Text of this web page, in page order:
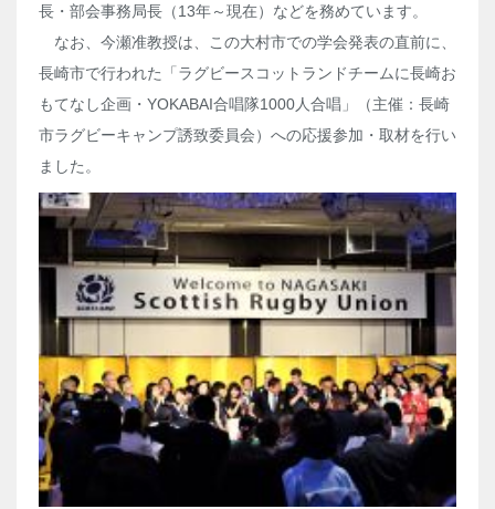
長・部会事務局長（13年～現在）などを務めています。
なお、今瀬准教授は、この大村市での学会発表の直前に、
長崎市で行われた「ラグビースコットランドチームに長崎お
もてなし企画・YOKABAI合唱隊1000人合唱」（主催：長崎
市ラグビーキャンプ誘致委員会）への応援参加・取材を行い
ました。